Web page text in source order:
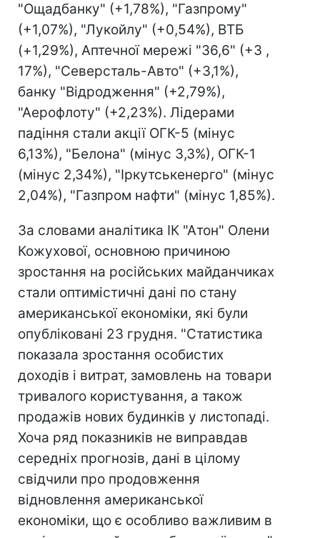
"Ощадбанку" (+1,78%), "Газпрому"
(+1,07%), "Лукойлу" (+0,54%), ВТБ
(+1,29%), Аптечної мережі "36,6" (+3 ,
17%), "Северсталь-Авто" (+3,1%),
банку "Відродження" (+2,79%),
"Аерофлоту" (+2,23%). Лідерами
падіння стали акції ОГК-5 (мінус
6,13%), "Белона" (мінус 3,3%), ОГК-1
(мінус 2,34%), "Іркутськенерго" (мінус
2,04%), "Газпром нафти" (мінус 1,85%).
За словами аналітика ІК "Атон" Олени
Кожухової, основною причиною
зростання на російських майданчиках
стали оптимістичні дані по стану
американської економіки, які були
опубліковані 23 грудня. "Статистика
показала зростання особистих
доходів і витрат, замовлень на товари
тривалого користування, а також
продажів нових будинків у листопаді.
Хоча ряд показників не виправдав
середніх прогнозів, дані в цілому
свідчили про продовження
відновлення американської
економіки, що є особливо важливим в